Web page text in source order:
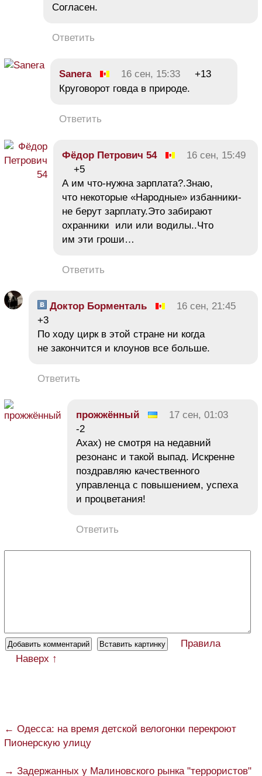
Согласен.
Ответить
Sanera 16 сен, 15:33
+13
Круговорот говда в природе.
Ответить
Фёдор Петрович 54
16 сен, 15:49
+5
А им что-нужна зарплата?.Знаю,
что некоторые «Народные» избанники-
не берут зарплату.Это забирают
охранники или или водилы..Что
им эти гроши…
Ответить
Доктор Борменталь
16 сен, 21:45
+3
По ходу цирк в этой стране ни когда
не закончится и клоунов все больше.
Ответить
прожжённый
17 сен, 01:03
-2
Ахах) не смотря на недавний
резонанс и такой выпад. Искренне
поздравляю качественного
управленца с повышением, успеха
и процветания!
Ответить
Правила
Наверх ↑
← Одесса: на время детской велогонки перекроют
Пионерскую улицу
→ Задержанных у Малиновского рынка "террористов"